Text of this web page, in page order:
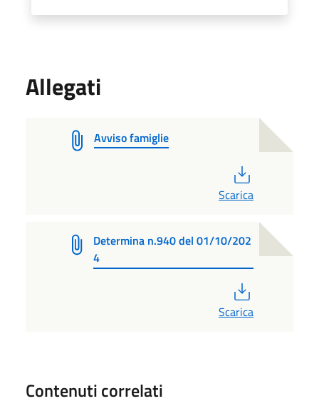
Allegati
Avviso famiglie
Scarica
Determina n.940 del 01/10/202
4
Scarica
Contenuti correlati